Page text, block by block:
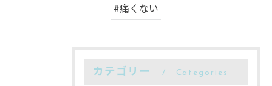
#痛くない
カテゴリー Categories